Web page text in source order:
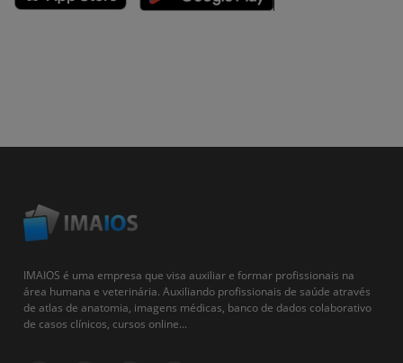
IMAIOS é uma empresa que visa auxiliar e formar profissionais na
área humana e veterinária. Auxiliando profissionais de saúde através
de atlas de anatomia, imagens médicas, banco de dados colaborativo
de casos clínicos, cursos online...